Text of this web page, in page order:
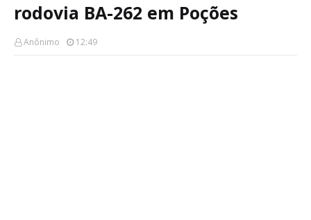
rodovia BA-262 em Poções
Anônimo 12:49